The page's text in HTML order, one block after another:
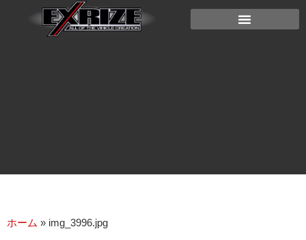
ホーム » img_3996.jpg